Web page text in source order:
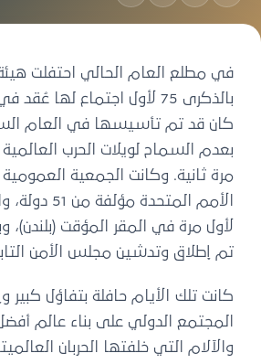
في مطلع العام الحالي احتفلت
كان قد تم تأسيسها في العام
بعدم السماح لويلات الحرب العالمية
مرة ثانية. وكانت الجمعية العمومية
الأمم
لأول مرة في المقر المؤقت (بلندن)،
تم إطلاق وتدشين مجلس الأمن
كانت تلك الأيام حافلة بتفاؤل كبير
المجتمع الدولي على بناء عالم
والآلام التي خلفتها الحربان